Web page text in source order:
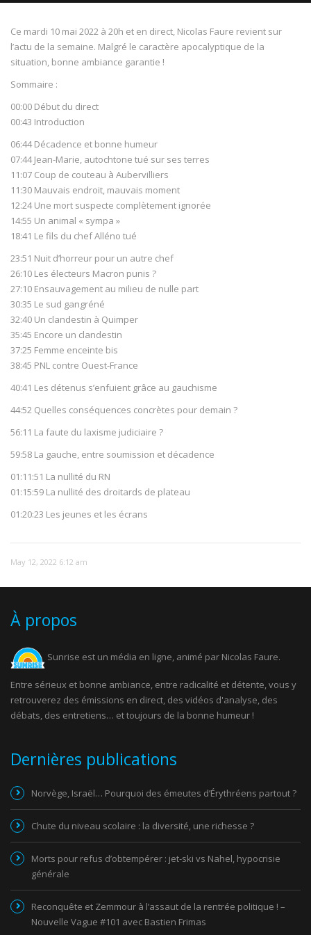
Ce mardi 10 mai 2022 à 20h et en direct, Nicolas Faure revient sur
l’actu de la semaine. Malgré le caractère apocalyptique de la
situation, bonne ambiance garantie !
Sommaire :
00:00 Début du direct
00:43 Introduction
06:44 Décadence et bonne humeur
07:44 Jean-Marie, autochtone tué sur ses terres
11:07 Coup de couteau à Aubervilliers
11:30 Mauvais endroit, mauvais moment
12:24 Une mort suspecte complètement ignorée
14:55 Un animal « sympa »
18:41 Le fils du chef Alléno tué
23:51 Nuit d’horreur pour un autre chef
26:10 Les électeurs Macron punis ?
27:10 Ensauvagement au milieu de nulle part
30:35 Le sud gangréné
32:40 Un clandestin à Quimper
35:45 Encore un clandestin
37:25 Femme enceinte bis
38:45 PNL contre Ouest-France
40:41 Les détenus s’enfuient grâce au gauchisme
44:52 Quelles conséquences concrètes pour demain ?
56:11 La faute du laxisme judiciaire ?
59:58 La gauche, entre soumission et décadence
01:11:51 La nullité du RN
01:15:59 La nullité des droitards de plateau
01:20:23 Les jeunes et les écrans
May 12, 2022 6:12 am
À propos
Sunrise est un média en ligne, animé par Nicolas Faure.
Entre sérieux et bonne ambiance, entre radicalité et détente, vous y
retrouverez des émissions en direct, des vidéos d'analyse, des
débats, des entretiens… et toujours de la bonne humeur !
Dernières publications
Norvège, Israël… Pourquoi des émeutes d’Érythréens partout ?
Chute du niveau scolaire : la diversité, une richesse ?
Morts pour refus d’obtempérer : jet-ski vs Nahel, hypocrisie
générale
Reconquête et Zemmour à l’assaut de la rentrée politique ! –
Nouvelle Vague #101 avec Bastien Frimas